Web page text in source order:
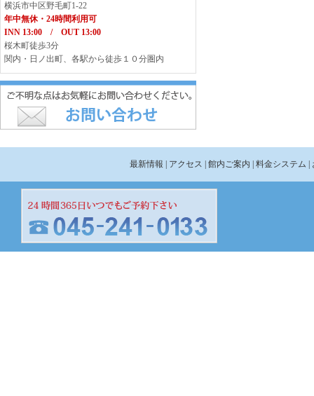
横浜市中区野毛町1-22
年中無休・24時間利用可
INN 13:00 / OUT 13:00
桜木町徒歩3分
関内・日ノ出町、各駅から徒歩１０分圏内
最新情報 | アクセス | 館内ご案内 | 料金システム